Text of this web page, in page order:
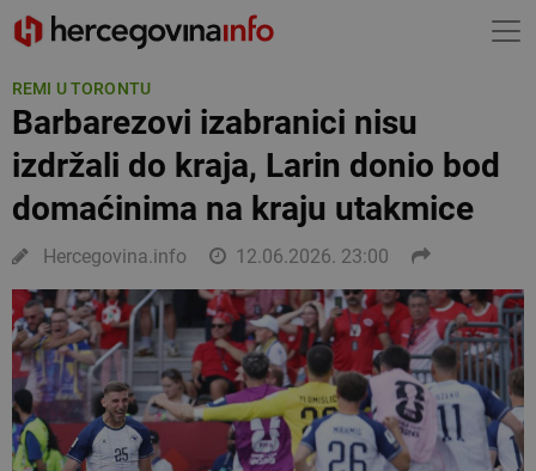
REMI U TORONTU
Barbarezovi izabranici nisu
izdržali do kraja, Larin donio bod
domaćinima na kraju utakmice
Hercegovina.info 12.06.2026. 23:00